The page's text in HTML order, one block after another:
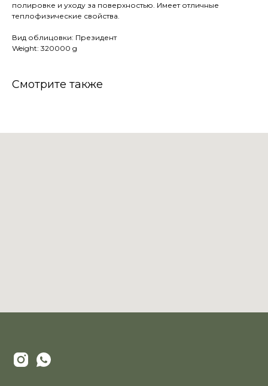
полировке и уходу за поверхностью. Имеет отличные
теплофизические свойства.
Вид облицовки: Президент
Weight: 320000 g
Смотрите также